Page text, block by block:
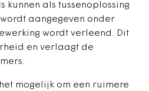
kunnen als tussenoplossing
aangegeven onder
wordt verleend. Dit
en verlaagt de
mogelijk om een ruimere